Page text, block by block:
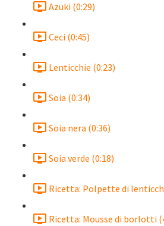
Azuki (0:29)
Ceci (0:45)
Lenticchie (0:23)
Soia (0:34)
Soia nera (0:36)
Soia verde (0:18)
Ricetta: Polpette di
Ricetta: Mousse di borlotti